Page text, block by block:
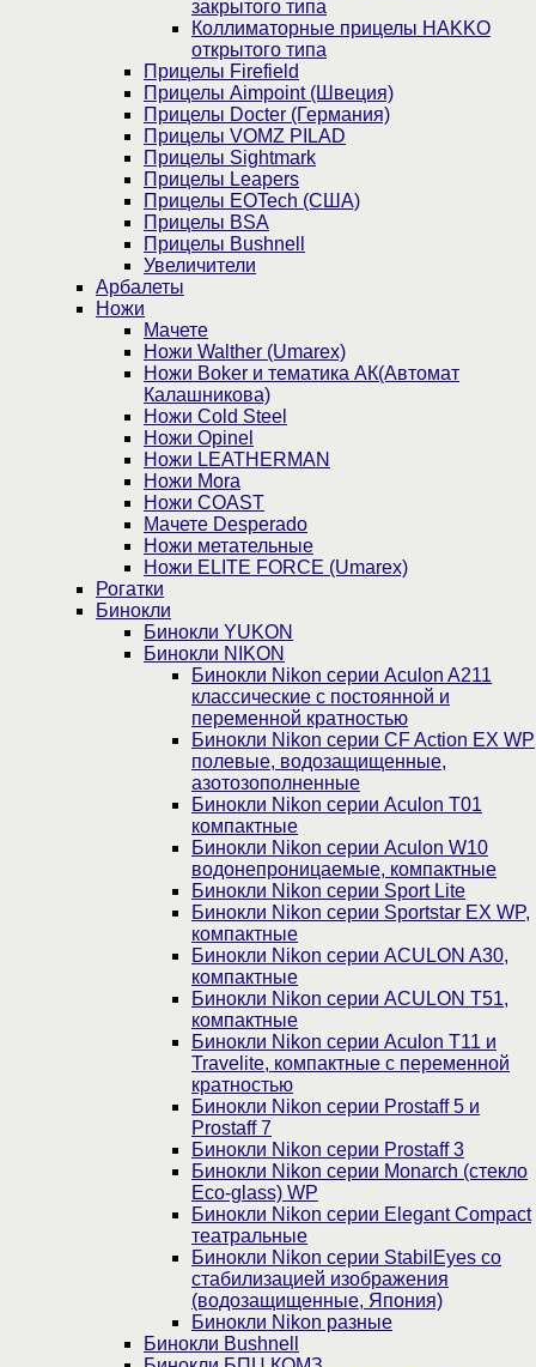
закрытого типа
Коллиматорные прицелы HAKKO
открытого типа
Прицелы Firefield
Прицелы Aimpoint (Швеция)
Прицелы Docter (Германия)
Прицелы VOMZ PILAD
Прицелы Sightmark
Прицелы Leapers
Прицелы EOTech (США)
Прицелы BSA
Прицелы Bushnell
Увеличители
Арбалеты
Ножи
Мачете
Ножи Walther (Umarex)
Ножи Boker и тематика АК(Автомат
Калашникова)
Ножи Cold Steel
Ножи Opinel
Ножи LEATHERMAN
Ножи Mora
Ножи COAST
Мачете Desperado
Ножи метательные
Ножи ELITE FORCE (Umarex)
Рогатки
Бинокли
Бинокли YUKON
Бинокли NIKON
Бинокли Nikon серии Aculon A211
классические с постоянной и
переменной кратностью
Бинокли Nikon серии СF Action EX WP
полевые, водозащищенные,
азотозополненные
Бинокли Nikon серии Aculon T01
компактные
Бинокли Nikon серии Aculon W10
водонепроницаемые, компактные
Бинокли Nikon серии Sport Lite
Бинокли Nikon серии Sportstar EX WP,
компактные
Бинокли Nikon серии ACULON A30,
компактные
Бинокли Nikon серии ACULON Т51,
компактные
Бинокли Nikon серии Aculon T11 и
Travelite, компактные с переменной
кратностью
Бинокли Nikon серии Prostaff 5 и
Prostaff 7
Бинокли Nikon серии Prostaff 3
Бинокли Nikon серии Monarch (стекло
Eco-glass) WP
Бинокли Nikon серии Elegant Compact
театральные
Бинокли Nikon серии StabilEyes со
стабилизацией изображения
(водозащищенные, Япония)
Бинокли Nikon разные
Бинокли Bushnell